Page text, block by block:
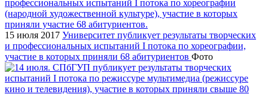
15 июля 2017 Университет публикует результаты творческих
и профессиональных испытаний I потока по хореографии,
участие в которых приняли 68 абитуриентов Фото